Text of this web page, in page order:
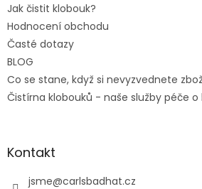
Jak čistit klobouk?
Hodnocení obchodu
Časté dotazy
BLOG
Co se stane, když si nevyzvednete
Čistírna klobouků - naše služby péče o
Kontakt
jsme@carlsbadhat.cz